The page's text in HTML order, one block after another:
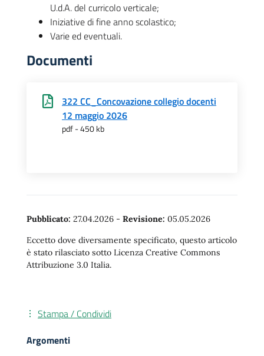
U.d.A. del curricolo verticale;
Iniziative di fine anno scolastico;
Varie ed eventuali.
Documenti
322 CC_Concovazione collegio docenti
12 maggio 2026
pdf - 450 kb
Pubblicato: 27.04.2026 - Revisione: 05.05.2026
Eccetto dove diversamente specificato, questo articolo
è stato rilasciato sotto Licenza Creative Commons
Attribuzione 3.0 Italia.
Stampa / Condividi
Argomenti